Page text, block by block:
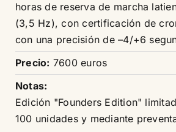
horas de reserva de marcha
(3,5 Hz), con certificación de
con una precisión de –4/+6
Precio: 7600 euros
Notas:
Edición "Founders Edition"
100 unidades y mediante